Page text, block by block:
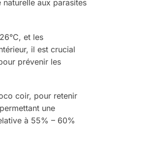
aux parasites
et les
il est crucial
prévenir les
coir, pour retenir
une
à 55% – 60%